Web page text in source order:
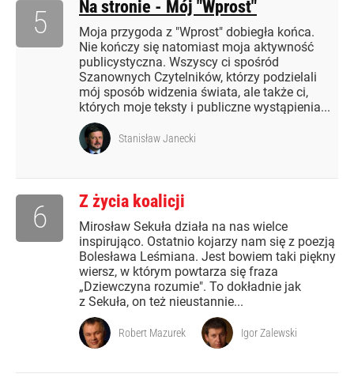
Na stronie - Mój "Wprost"
Moja przygoda z "Wprost" dobiegła końca.
Nie kończy się natomiast moja aktywność
publicystyczna. Wszyscy ci spośród
Szanownych Czytelników, którzy podzielali
mój sposób widzenia świata, ale także ci,
których moje teksty i publiczne wystąpienia...
5
Stanisław Janecki
Z życia koalicji
Mirosław Sekuła działa na nas wielce
inspirująco. Ostatnio kojarzy nam się z poezją
Bolesława Leśmiana. Jest bowiem taki piękny
wiersz, w którym powtarza się fraza
„Dziewczyna rozumie". To dokładnie jak
z Sekuła, on też nieustannie...
6
Robert Mazurek Igor Zalewski